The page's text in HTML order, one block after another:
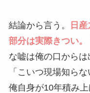
結論から言う。
日
部分は実際きつい。
な嘘は俺の口から
「こいつ現場知ら
俺自身が10年積み上